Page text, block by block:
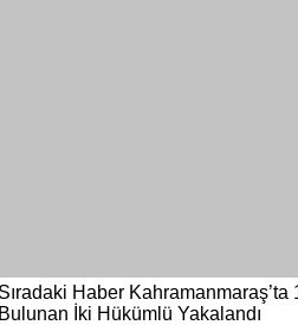
Haber Kahramanmaraş’ta
İki Hükümlü Yakalandı